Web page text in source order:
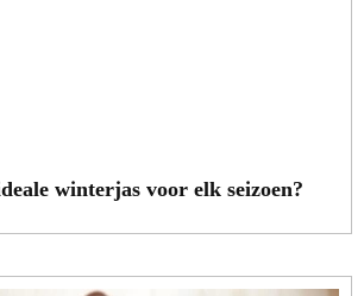
winterjas voor elk seizoen?